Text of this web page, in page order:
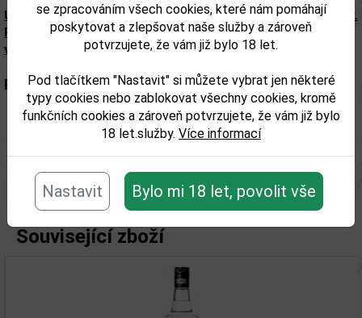
se zpracováním všech cookies, které nám pomáhají
poskytovat a zlepšovat naše služby a zároveň
potvrzujete, že vám již bylo 18 let.
Pod tlačítkem "Nastavit" si můžete vybrat jen některé
typy cookies nebo zablokovat všechny cookies, kromě
funkčních cookies a zároveň potvrzujete, že vám již bylo
18 let.služby. Více informací
Nastavit Bylo mi 18 let, povolit vše
Upozorňujeme, že tento produkt může obsahovat alergeny.
Přesné složení a alergeny jsou k dispozici na obalu
výrobku. Zkontrolujte prosím před konzumací.
Parametry:
Obsah alkoholu obj. %: 20
Objem obalu (L): 0,7
Související zboží